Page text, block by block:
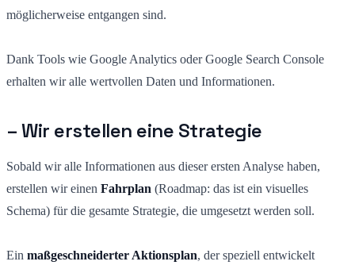
möglicherweise entgangen sind.
Dank Tools wie Google Analytics oder Google Search Console
erhalten wir alle wertvollen Daten und Informationen.
– Wir erstellen eine Strategie
Sobald wir alle Informationen aus dieser ersten Analyse haben,
erstellen wir einen Fahrplan (Roadmap: das ist ein visuelles
Schema) für die gesamte Strategie, die umgesetzt werden soll.
Ein maßgeschneiderter Aktionsplan, der speziell entwickelt